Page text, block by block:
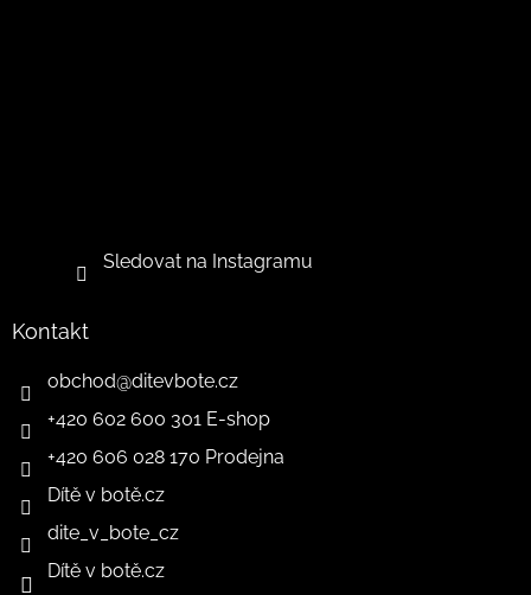
Sledovat na Instagramu
Kontakt
obchod@ditevbote.cz
+420 602 600 301 E-shop
+420 606 028 170 Prodejna
Dítě v botě.cz
dite_v_bote_cz
Dítě v botě.cz